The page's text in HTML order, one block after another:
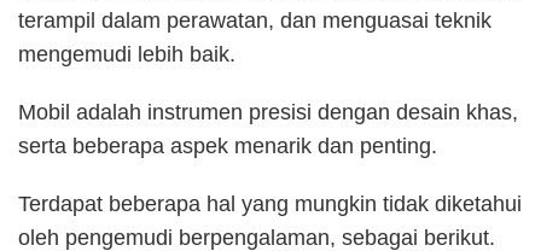
terampil dalam perawatan, dan menguasai teknik
mengemudi lebih baik.
Mobil adalah instrumen presisi dengan desain khas,
serta beberapa aspek menarik dan penting.
Terdapat beberapa hal yang mungkin tidak diketahui
oleh pengemudi berpengalaman, sebagai berikut.